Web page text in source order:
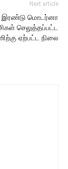
Next article
இரண்டு மொடர்னா
செலுத்தப்பட்ட
ஏற்பட்ட நிலை